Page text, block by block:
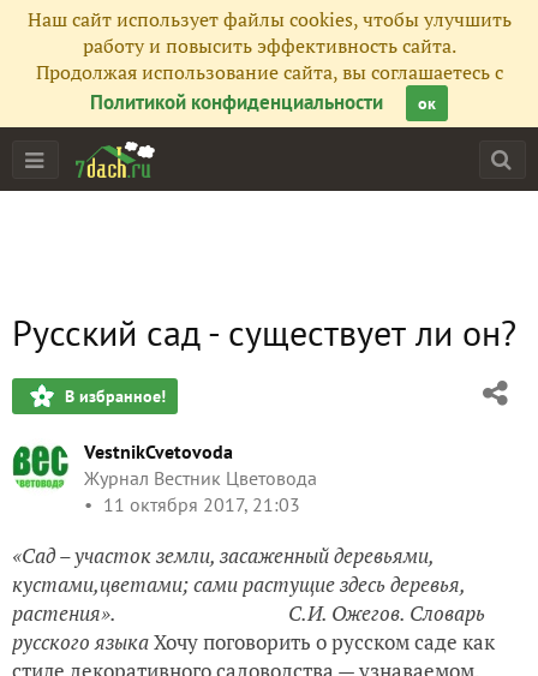
Наш сайт использует файлы cookies, чтобы улучшить
работу и повысить эффективность сайта.
Продолжая использование сайта, вы соглашаетесь с
Политикой конфиденциальности
ок
Русский сад - существует ли он?
В избранное!
VestnikCvetovoda
Журнал Вестник Цветовода
11 октября 2017, 21:03
«Сад – участок земли, засаженный деревьями,
кустами,цветами; сами растущие здесь деревья,
растения». С.И. Ожегов. Словарь
русского языкаХочу поговорить о русском саде как